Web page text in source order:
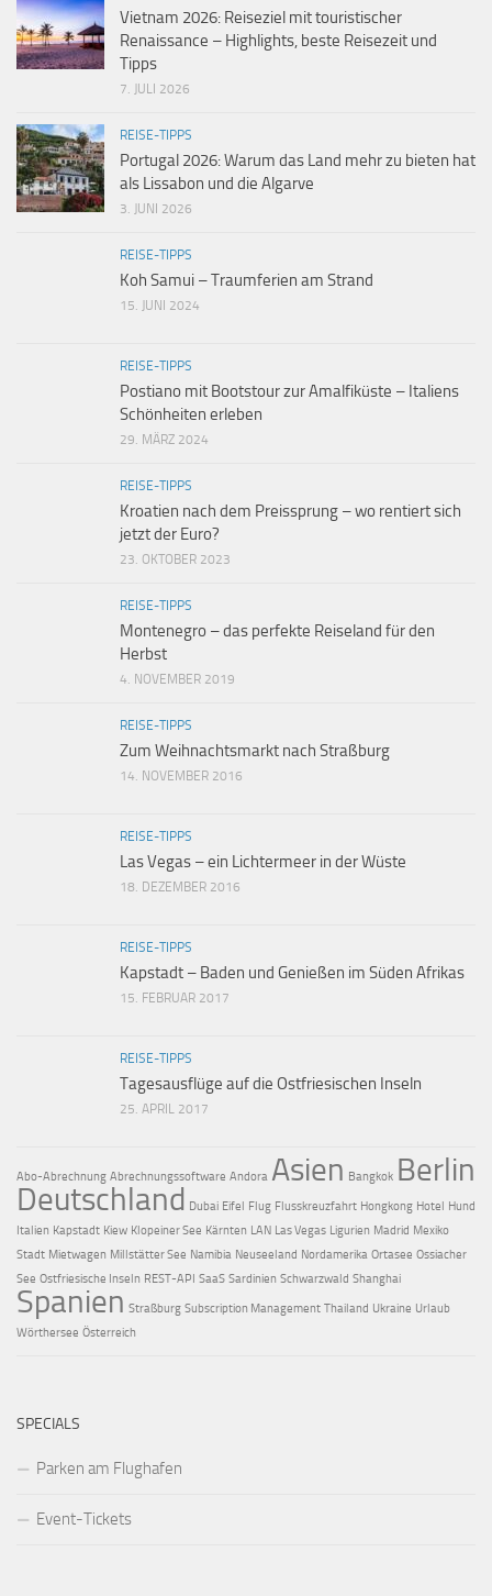
Vietnam 2026: Reiseziel mit touristischer
Renaissance – Highlights, beste Reisezeit und
Tipps
7. JULI 2026
REISE-TIPPS
Portugal 2026: Warum das Land mehr zu bieten hat
als Lissabon und die Algarve
3. JUNI 2026
REISE-TIPPS
Koh Samui – Traumferien am Strand
15. JUNI 2024
REISE-TIPPS
Postiano mit Bootstour zur Amalfiküste – Italiens
Schönheiten erleben
29. MÄRZ 2024
REISE-TIPPS
Kroatien nach dem Preissprung – wo rentiert sich
jetzt der Euro?
23. OKTOBER 2023
REISE-TIPPS
Montenegro – das perfekte Reiseland für den
Herbst
4. NOVEMBER 2019
REISE-TIPPS
Zum Weihnachtsmarkt nach Straßburg
14. NOVEMBER 2016
REISE-TIPPS
Las Vegas – ein Lichtermeer in der Wüste
18. DEZEMBER 2016
REISE-TIPPS
Kapstadt – Baden und Genießen im Süden Afrikas
15. FEBRUAR 2017
REISE-TIPPS
Tagesausflüge auf die Ostfriesischen Inseln
25. APRIL 2017
Abo-Abrechnung Abrechnungssoftware Andora Asien Bangkok Berlin
Deutschland Dubai Eifel Flug Flusskreuzfahrt Hongkong Hotel
Hund
Italien Kapstadt Kiew Klopeiner See Kärnten LAN Las Vegas Ligurien Madrid Mexiko
Stadt Mietwagen Millstätter See Namibia Neuseeland Nordamerika Ortasee Ossiacher
See Ostfriesische Inseln REST-API SaaS Sardinien Schwarzwald Shanghai
Spanien Straßburg Subscription Management Thailand Ukraine Urlaub
Wörthersee Österreich
SPECIALS
Parken am Flughafen
Event-Tickets